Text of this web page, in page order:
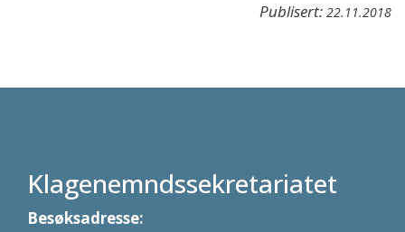
Publisert: 22.11.2018
Klagenemndssekretariatet
Besøksadresse: